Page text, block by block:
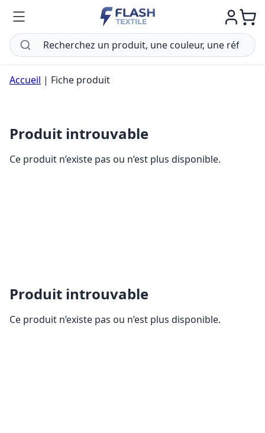
Accueil | Fiche produit
Produit introuvable
Ce produit n’existe pas ou n’est plus disponible.
Produit introuvable
Ce produit n’existe pas ou n’est plus disponible.